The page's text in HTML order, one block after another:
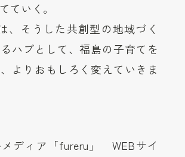
ていく。
、そうした共創型の地域づく
ハブとして、福島の子育てを
よりおもしろく変えていきま
ディア「fureru」 WEBサイ